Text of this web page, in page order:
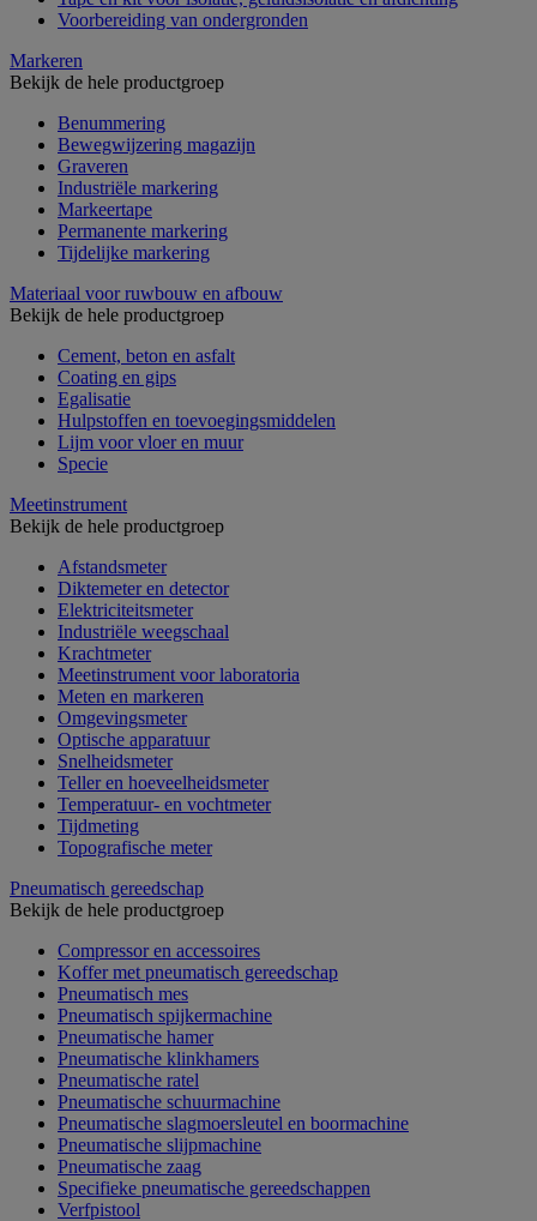
Voorbereiding van ondergronden
Markeren
Bekijk de hele productgroep
Benummering
Bewegwijzering magazijn
Graveren
Industriële markering
Markeertape
Permanente markering
Tijdelijke markering
Materiaal voor ruwbouw en afbouw
Bekijk de hele productgroep
Cement, beton en asfalt
Coating en gips
Egalisatie
Hulpstoffen en toevoegingsmiddelen
Lijm voor vloer en muur
Specie
Meetinstrument
Bekijk de hele productgroep
Afstandsmeter
Diktemeter en detector
Elektriciteitsmeter
Industriële weegschaal
Krachtmeter
Meetinstrument voor laboratoria
Meten en markeren
Omgevingsmeter
Optische apparatuur
Snelheidsmeter
Teller en hoeveelheidsmeter
Temperatuur- en vochtmeter
Tijdmeting
Topografische meter
Pneumatisch gereedschap
Bekijk de hele productgroep
Compressor en accessoires
Koffer met pneumatisch gereedschap
Pneumatisch mes
Pneumatisch spijkermachine
Pneumatische hamer
Pneumatische klinkhamers
Pneumatische ratel
Pneumatische schuurmachine
Pneumatische slagmoersleutel en boormachine
Pneumatische slijpmachine
Pneumatische zaag
Specifieke pneumatische gereedschappen
Verfpistool